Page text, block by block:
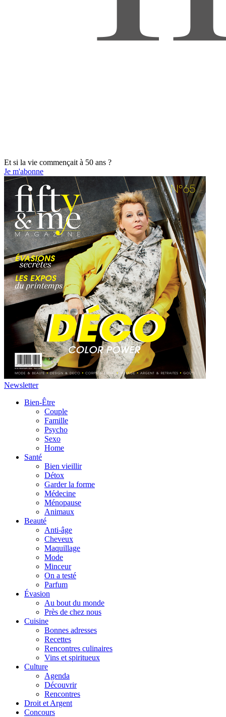
Et si la vie commençait à 50 ans ?
Je m'abonne
Newsletter
Bien-Être
Couple
Famille
Psycho
Sexo
Home
Santé
Bien vieillir
Détox
Garder la forme
Médecine
Ménopause
Animaux
Beauté
Anti-âge
Cheveux
Maquillage
Mode
Minceur
On a testé
Parfum
Évasion
Au bout du monde
Près de chez nous
Cuisine
Bonnes adresses
Recettes
Rencontres culinaires
Vins et spiritueux
Culture
Agenda
Découvrir
Rencontres
Droit et Argent
Concours